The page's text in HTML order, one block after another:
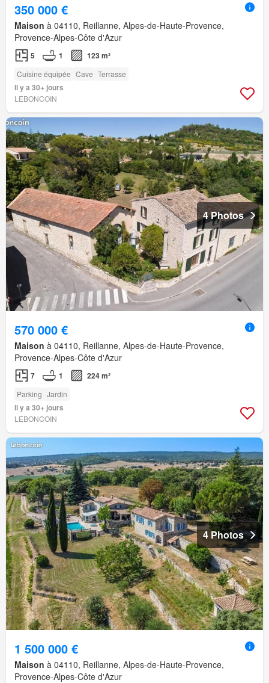
350 000 €
Maison à 04110, Reillanne, Alpes-de-Haute-Provence,
Provence-Alpes-Côte d'Azur
5 1 123 m²
Cuisine équipée Cave Terrasse
Il y a 30+ jours
LEBONCOIN
4 Photos
570 000 €
Maison à 04110, Reillanne, Alpes-de-Haute-Provence,
Provence-Alpes-Côte d'Azur
7 1 224 m²
Parking Jardin
Il y a 30+ jours
LEBONCOIN
4 Photos
1 500 000 €
Maison à 04110, Reillanne, Alpes-de-Haute-Provence,
Provence-Alpes-Côte d'Azur